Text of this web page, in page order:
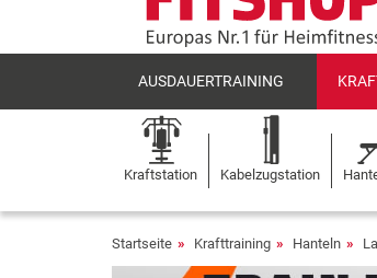
AUSDAUERTRAINING
Kraftstation Kabelzugstation
Startseite Krafttraining Hanteln